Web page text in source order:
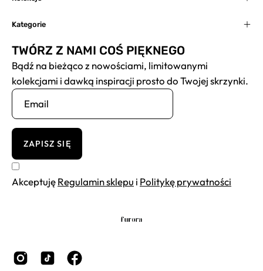
Kategorie
TWÓRZ Z NAMI COŚ PIĘKNEGO
Bądź na bieżąco z nowościami, limitowanymi
kolekcjami i dawką inspiracji prosto do Twojej skrzynki.
ZAPISZ SIĘ
AkceptujęRegulamin sklepu i Politykę prywatności